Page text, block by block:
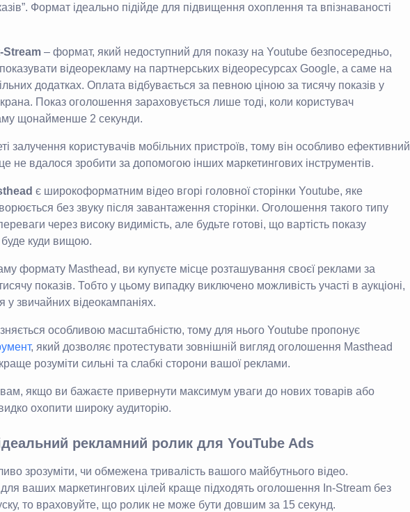
Формат ідеально підійде для підвищення охоплення та впізнаваності
– формат, який недоступний для показу на Youtube безпосередньо,
відеорекламу на партнерських відеоресурсах Google, а саме на
додатках. Оплата відбувається за певною ціною за тисячу показів у
Показ оголошення зараховується лише тоді, коли користувач
щонайменше 2 секунди.
залучення користувачів мобільних пристроїв, тому він особливо ефективний
не вдалося зробити за допомогою інших маркетингових інструментів.
є широкоформатним відео вгорі головної сторінки Youtube, яке
без звуку після завантаження сторінки. Оголошення такого типу
через високу видимість, але будьте готові, що вартість показу
буде куди вищою.
формату Masthead, ви купуєте місце розташування своєї реклами за
показів. Тобто у цьому випадку виключено можливість участі в аукціоні,
у звичайних відеокампаніях.
особливою масштабністю, тому для нього Youtube пропонує
, який дозволяє протестувати зовнішній вигляд оголошення Masthead
розуміти сильні та слабкі сторони вашої реклами.
вам, якщо ви бажаєте привернути максимум уваги до нових товарів або
охопити широку аудиторію.
рекламний ролик для YouTube Ads
зрозуміти, чи обмежена тривалість вашого майбутнього відео.
ваших маркетингових цілей краще підходять оголошення In-Stream без
то враховуйте, що ролик не може бути довшим за 15 секунд.